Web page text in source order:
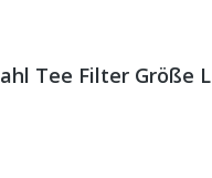
Tee Filter Größe L